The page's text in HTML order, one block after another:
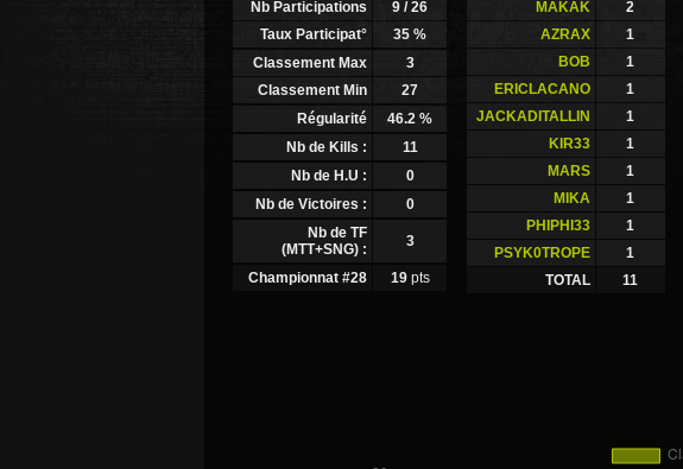
Nb Participations 9 / 26
Taux Participat°
35 %
Classement Max
3
Classement Min
27
Régularité
46.2 %
Nb de Kills :
11
Nb de H.U :
0
Nb de Victoires :
0
Nb de TF
(MTT+SNG) :
3
Championnat #28 19pts
MAKAK
2
AZRAX
1
BOB
1
ERICLACANO
1
JACKADITALLIN
1
KIR33
1
MARS
1
MIKA
1
PHIPHI33
1
PSYK0TROPE
1
TOTAL
11